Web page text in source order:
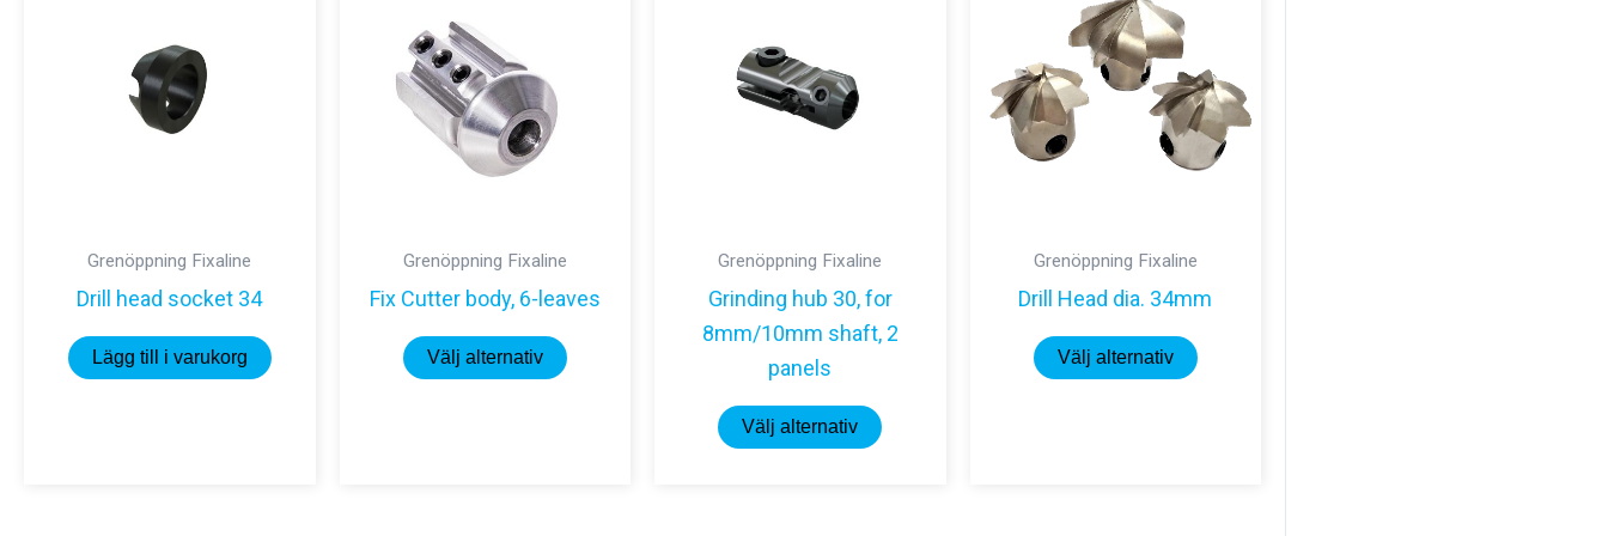
Grenöppning Fixaline
Drill head socket 34
Lägg till i varukorg
Grenöppning Fixaline
Fix Cutter body, 6-leaves
Välj alternativ
Den
Grenöppning Fixaline
Grinding hub 30, for
8mm/10mm shaft, 2
panels
Välj alternativ
Grenöppning Fixaline
Drill Head dia. 34mm
Välj alternativ
Den